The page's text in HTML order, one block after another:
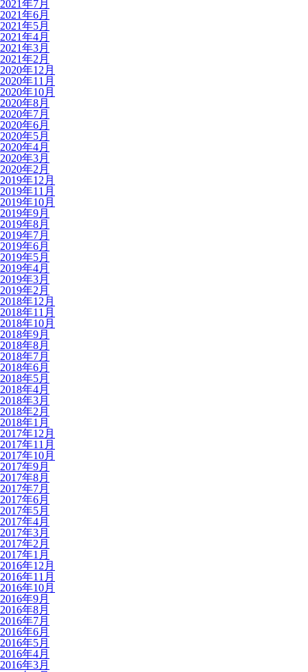
2021年7月
2021年6月
2021年5月
2021年4月
2021年3月
2021年2月
2020年12月
2020年11月
2020年10月
2020年8月
2020年7月
2020年6月
2020年5月
2020年4月
2020年3月
2020年2月
2019年12月
2019年11月
2019年10月
2019年9月
2019年8月
2019年7月
2019年6月
2019年5月
2019年4月
2019年3月
2019年2月
2018年12月
2018年11月
2018年10月
2018年9月
2018年8月
2018年7月
2018年6月
2018年5月
2018年4月
2018年3月
2018年2月
2018年1月
2017年12月
2017年11月
2017年10月
2017年9月
2017年8月
2017年7月
2017年6月
2017年5月
2017年4月
2017年3月
2017年2月
2017年1月
2016年12月
2016年11月
2016年10月
2016年9月
2016年8月
2016年7月
2016年6月
2016年5月
2016年4月
2016年3月